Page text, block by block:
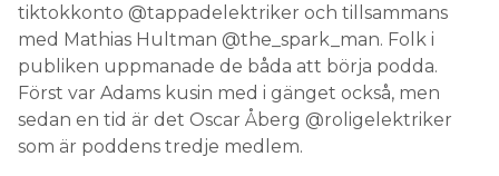
tiktokkonto @tappadelektriker och tillsammans
med Mathias Hultman @the_spark_man. Folk i
publiken uppmanade de båda att börja podda.
Först var Adams kusin med i gänget också, men
sedan en tid är det Oscar Åberg @roligelektriker
som är poddens tredje medlem.